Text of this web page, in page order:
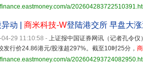
a/
动 | 商米科技-W登陆港交所 早盘大
29 11:10:58 - 上证报中国证券网讯（记者孔令仪
发行价24.86港元/股涨超297%。截至10时25分，
a/